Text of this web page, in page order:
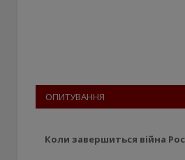
ОПИТУВАННЯ
Коли завершиться війна